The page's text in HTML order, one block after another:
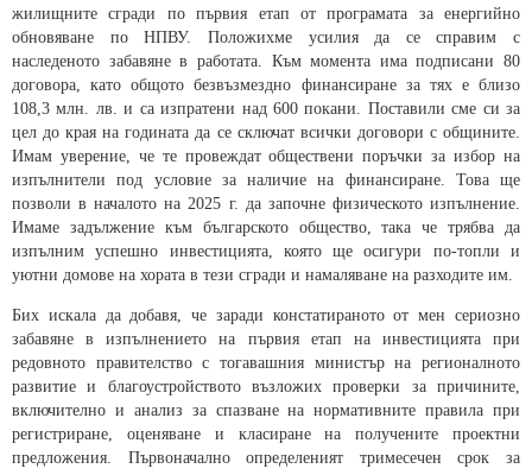
жилищните сгради по първия етап от програмата за енергийно
обновяване по НПВУ. Положихме усилия да се справим с
наследеното забавяне в работата. Към момента има подписани 80
договора, като общото безвъзмездно финансиране за тях е близо
108,3 млн. лв. и са изпратени над 600 покани. Поставили сме си за
цел до края на годината да се сключат всички договори с общините.
Имам уверение, че те провеждат обществени поръчки за избор на
изпълнители под условие за наличие на финансиране. Това ще
позволи в началото на 2025 г. да започне физическото изпълнение.
Имаме задължение към българското общество, така че трябва да
изпълним успешно инвестицията, която ще осигури по-топли и
уютни домове на хората в тези сгради и намаляване на разходите им.
Бих искала да добавя, че заради констатираното от мен сериозно
забавяне в изпълнението на първия етап на инвестицията при
редовното правителство с тогавашния министър на регионалното
развитие и благоустройството възложих проверки за причините,
включително и анализ за спазване на нормативните правила при
регистриране, оценяване и класиране на получените проектни
предложения. Първоначално определеният тримесечен срок за